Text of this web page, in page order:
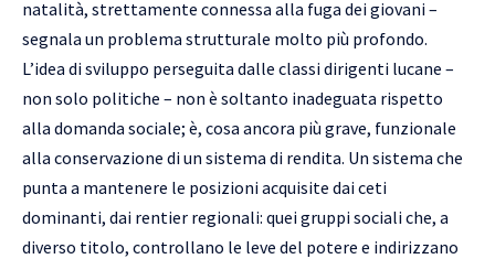
natalità, strettamente connessa alla fuga dei giovani –
segnala un problema strutturale molto più profondo.
L’idea di sviluppo perseguita dalle classi dirigenti lucane –
non solo politiche – non è soltanto inadeguata rispetto
alla domanda sociale; è, cosa ancora più grave, funzionale
alla conservazione di un sistema di rendita. Un sistema che
punta a mantenere le posizioni acquisite dai ceti
dominanti, dai rentier regionali: quei gruppi sociali che, a
diverso titolo, controllano le leve del potere e indirizzano